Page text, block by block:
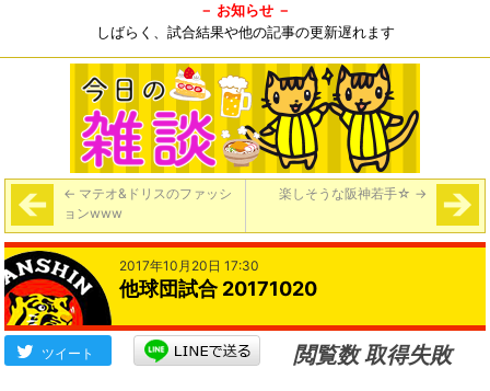
－ お知らせ －
しばらく、試合結果や他の記事の更新遅れます
← マテオ&ドリスのファッシ
ョンwww
楽しそうな阪神若手☆ →
2017年10月20日 17:30
他球団試合 20171020
ツイート
閲覧数 取得失敗